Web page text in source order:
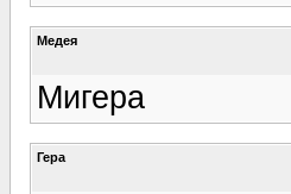
Медея
Мигера
Гера